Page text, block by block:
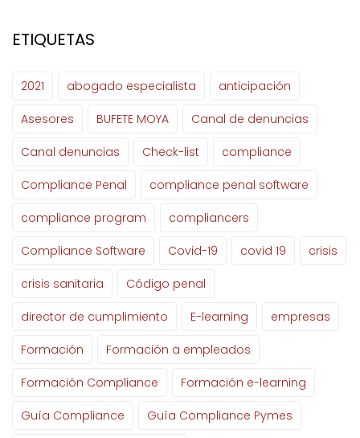
ETIQUETAS
2021 abogado especialista anticipación
Asesores BUFETE MOYA Canal de denuncias
Canal denuncias Check-list compliance
Compliance Penal compliance penal software
compliance program compliancers
Compliance Software Covid-19 covid 19 crisis
crisis sanitaria Código penal
director de cumplimiento E-learning empresas
Formación Formación a empleados
Formación Compliance Formación e-learning
Guía Compliance Guía Compliance Pymes